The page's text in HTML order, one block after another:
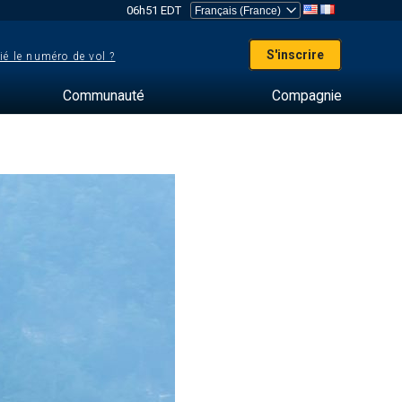
06h51 EDT
le numéro de vol ? S'inscrire
Communauté Compagnie